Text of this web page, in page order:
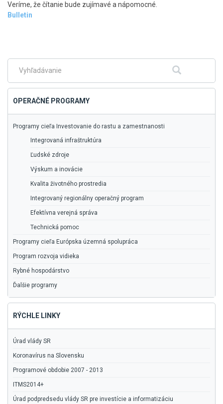
Veríme, že čítanie bude zujímavé a nápomocné.
Bulletin
hlavné
menu
Fulltextové
Hľadať
OPERAČNÉ PROGRAMY
Programy cieľa Investovanie do rastu a zamestnanosti
Integrovaná infraštruktúra
Ľudské zdroje
Výskum a inovácie
Kvalita životného prostredia
Integrovaný regionálny operačný program
Efektívna verejná správa
Technická pomoc
Programy cieľa Európska územná spolupráca
Program rozvoja vidieka
Rybné hospodárstvo
Ďalšie programy
RÝCHLE LINKY
Úrad vlády SR
Koronavírus na Slovensku
Programové obdobie 2007 - 2013
ITMS2014+
Úrad podpredsedu vlády SR pre investície a informatizáciu